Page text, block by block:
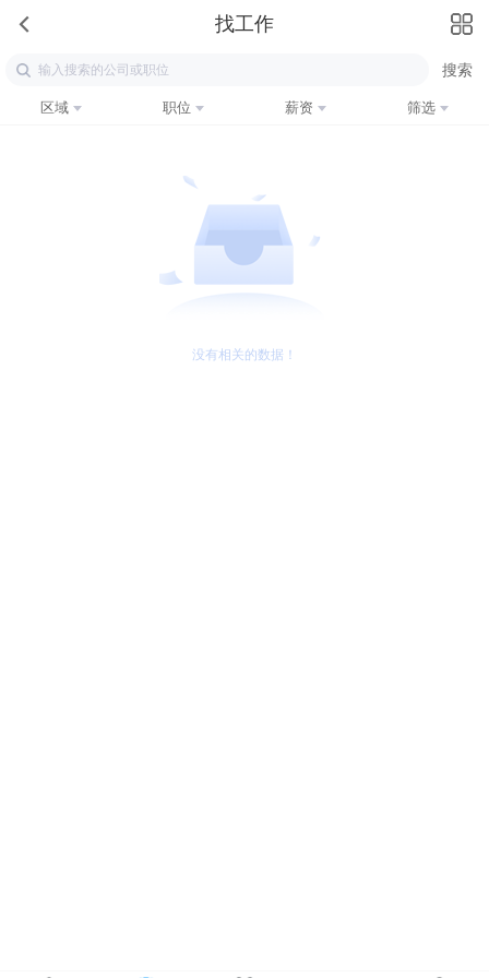
找工作
区域 职位 薪资 筛选
没有相关的数据！